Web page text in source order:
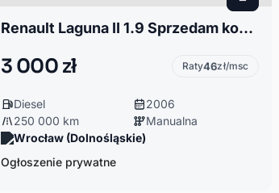
Renault Laguna II 1.9 Sprzedam kombi
3 000 zł Raty46zł/msc
Diesel
2006
250 000 km
Manualna
Wrocław (Dolnośląskie)
Ogłoszenie prywatne